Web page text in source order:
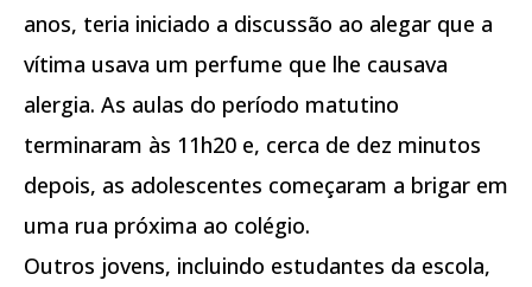
anos, teria iniciado a discussão ao alegar que a
vítima usava um perfume que lhe causava
alergia. As aulas do período matutino
terminaram às 11h20 e, cerca de dez minutos
depois, as adolescentes começaram a brigar em
uma rua próxima ao colégio.
Outros jovens, incluindo estudantes da escola,